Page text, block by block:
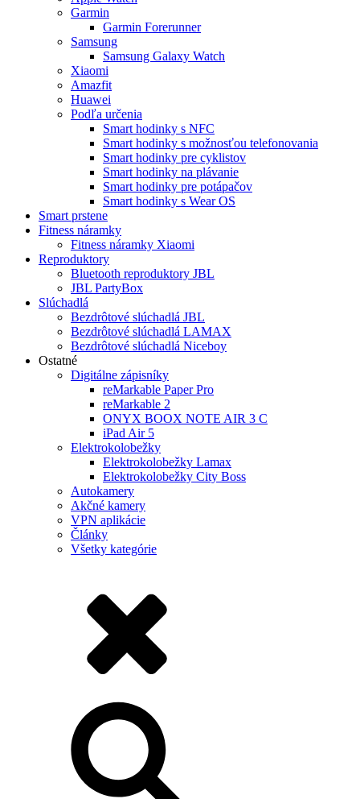
Garmin
Garmin Forerunner
Samsung
Samsung Galaxy Watch
Xiaomi
Amazfit
Huawei
Podľa určenia
Smart hodinky s NFC
Smart hodinky s možnosťou telefonovania
Smart hodinky pre cyklistov
Smart hodinky na plávanie
Smart hodinky pre potápačov
Smart hodinky s Wear OS
Smart prstene
Fitness náramky
Fitness náramky Xiaomi
Reproduktory
Bluetooth reproduktory JBL
JBL PartyBox
Slúchadlá
Bezdrôtové slúchadlá JBL
Bezdrôtové slúchadlá LAMAX
Bezdrôtové slúchadlá Niceboy
Ostatné
Digitálne zápisníky
reMarkable Paper Pro
reMarkable 2
ONYX BOOX NOTE AIR 3 C
iPad Air 5
Elektrokolobežky
Elektrokolobežky Lamax
Elektrokolobežky City Boss
Autokamery
Akčné kamery
VPN aplikácie
Články
Všetky kategórie